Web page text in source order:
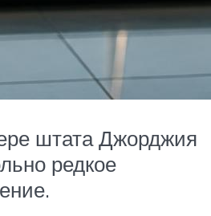
штата Джорджия
редкое